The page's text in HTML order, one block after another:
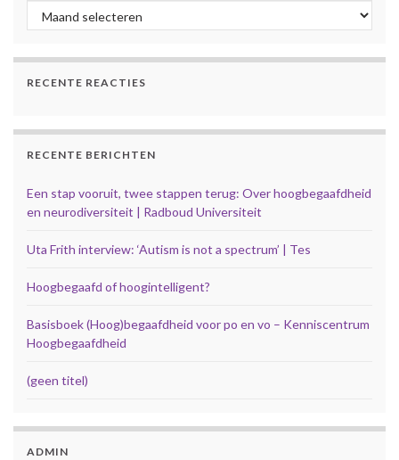
Archief
RECENTE REACTIES
RECENTE BERICHTEN
Een stap vooruit, twee stappen terug: Over hoogbegaafdheid
en neurodiversiteit | Radboud Universiteit
Uta Frith interview: ‘Autism is not a spectrum’ | Tes
Hoogbegaafd of hoogintelligent?
Basisboek (Hoog)begaafdheid voor po en vo – Kenniscentrum
Hoogbegaafdheid
(geen titel)
ADMIN